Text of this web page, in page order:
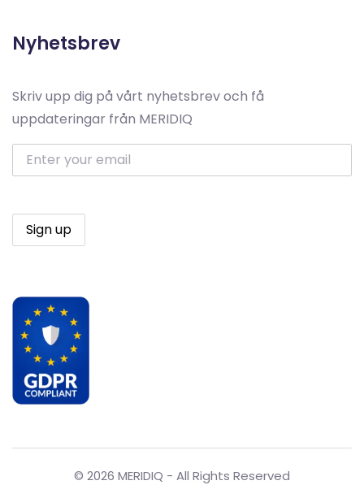
Nyhetsbrev
Skriv upp dig på vårt nyhetsbrev och få
uppdateringar från MERIDIQ
© 2026 MERIDIQ - All Rights Reserved